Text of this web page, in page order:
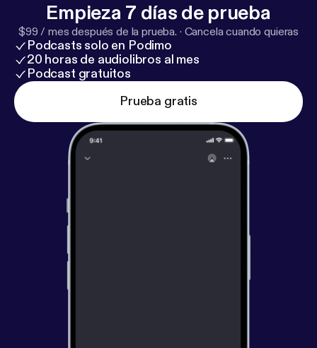
Empieza 7 días de prueba
$99 / mes después de la prueba. · Cancela cuando quieras
Podcasts solo en Podimo
20 horas de audiolibros al mes
Podcast gratuitos
Prueba gratis